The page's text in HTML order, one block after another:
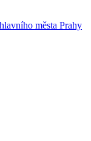
města Prahy